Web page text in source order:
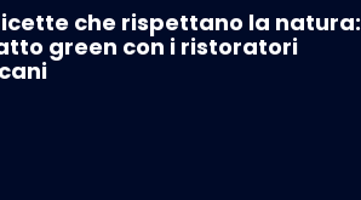
che rispettano la natura:
green con i ristoratori